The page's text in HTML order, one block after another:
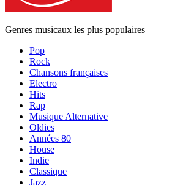
Genres musicaux les plus populaires
Pop
Rock
Chansons françaises
Electro
Hits
Rap
Musique Alternative
Oldies
Années 80
House
Indie
Classique
Jazz